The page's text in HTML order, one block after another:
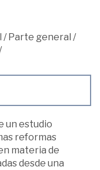
/ Parte general /
un estudio
reformas
materia de
desde una